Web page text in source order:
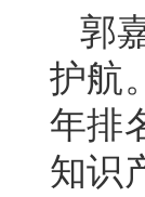
郭
护航
年排
知识